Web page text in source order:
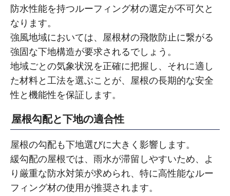
防水性能を持つルーフィング材の選定が不可欠と
なります。
強風地域においては、屋根材の飛散防止に繋がる
強固な下地構造が要求されるでしょう。
地域ごとの気象状況を正確に把握し、それに適し
た材料と工法を選ぶことが、屋根の長期的な安全
性と機能性を保証します。
屋根勾配と下地の適合性
屋根の勾配も下地選びに大きく影響します。
緩勾配の屋根では、雨水が滞留しやすいため、よ
り厳重な防水対策が求められ、特に高性能なルー
フィング材の使用が推奨されます。